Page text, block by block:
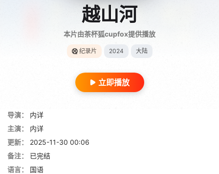
越山河
本片由茶杯狐cupfox提供播放
纪录片 2024 大陆
立即播放
导演：
内详
主演：
内详
更新：
2025-11-30 00:06
备注：
已完结
语言：
国语